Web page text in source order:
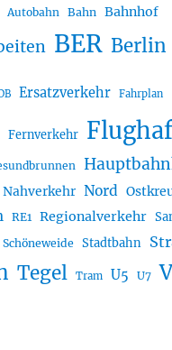
Autobahn Bahn Bahnhof
BER Berlin
Ersatzverkehr Fahrplan
Fernverkehr
Nahverkehr Nord
RE1 Regionalverkehr
Schöneweide Stadtbahn
Tegel Tram U5 U7